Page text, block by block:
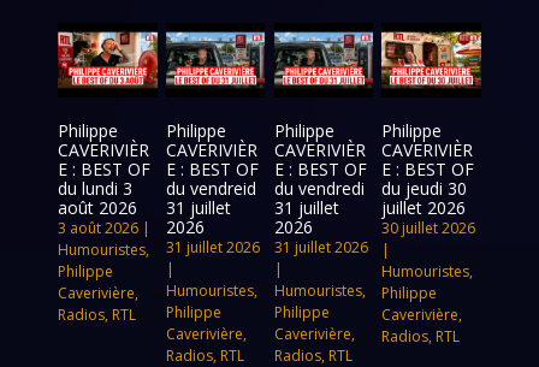
Philippe
CAVERIVIÈR
E : BEST OF
du lundi 3
août 2026
3 août 2026 |
Humouristes,
Philippe
Caverivière,
Radios, RTL
Philippe
CAVERIVIÈR
E : BEST OF
du vendreid
31 juillet
2026
31 juillet 2026
|
Humouristes,
Philippe
Caverivière,
Radios, RTL
Philippe
CAVERIVIÈR
E : BEST OF
du vendredi
31 juillet
2026
31 juillet 2026
|
Humouristes,
Philippe
Caverivière,
Radios, RTL
Philippe
CAVERIVIÈR
E : BEST OF
du jeudi 30
juillet 2026
30 juillet 2026
|
Humouristes,
Philippe
Caverivière,
Radios, RTL